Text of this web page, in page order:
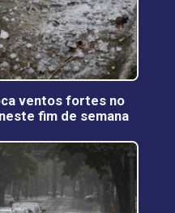
ventos fortes no
fim de semana